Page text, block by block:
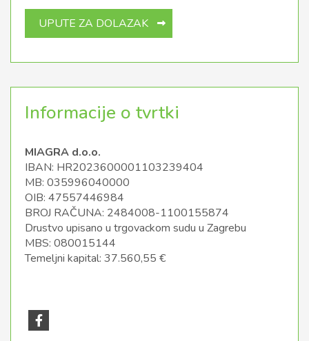
UPUTE ZA DOLAZAK
Informacije o tvrtki
MIAGRA d.o.o.
IBAN: HR2023600001103239404
MB: 035996040000
OIB: 47557446984
BROJ RAČUNA: 2484008-1100155874
Drustvo upisano u trgovackom sudu u Zagrebu
MBS: 080015144
Temeljni kapital: 37.560,55 €